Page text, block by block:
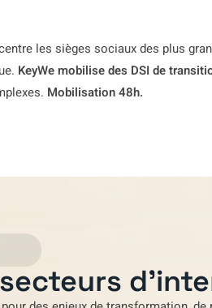
les sièges sociaux des plus
KeyWe mobilise des DSI de
Mobilisation 48h.